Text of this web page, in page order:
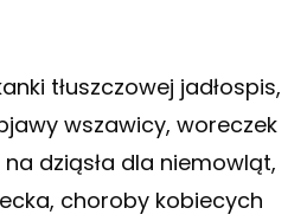
tłuszczowej jadłospis,
wszawicy, woreczek
dziąsła dla niemowląt,
choroby kobiecych